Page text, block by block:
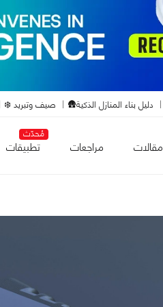
دليل بناء المنازل الذكية🛖 صيف وتبريد ❄️
مقالات مراجعات
مُحدّث
تطبيقات